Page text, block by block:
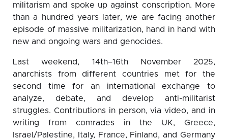
militarism and spoke up against conscription. More
than a hundred years later, we are facing another
episode of massive militarization, hand in hand with
new and ongoing wars and genocides.
Last weekend, 14th–16th November 2025,
anarchists from different countries met for the
second time for an international exchange to
analyze, debate, and develop anti-militarist
struggles. Contributions in person, via video, and in
writing from comrades in the UK, Greece,
Israel/Palestine, Italy, France, Finland, and Germany